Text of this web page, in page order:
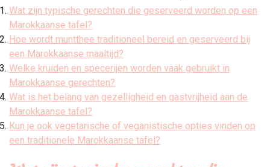
Wat zijn typische gerechten die geserveerd worden op een
Marokkaanse tafel?
Hoe wordt muntthee traditioneel bereid en geserveerd bij
een Marokkaanse maaltijd?
Welke kruiden en specerijen worden vaak gebruikt in
Marokkaanse gerechten?
Wat is het belang van gezelligheid en gastvrijheid aan de
Marokkaanse tafel?
Kun je ook vegetarische of veganistische opties vinden op
een traditionele Marokkaanse tafel?